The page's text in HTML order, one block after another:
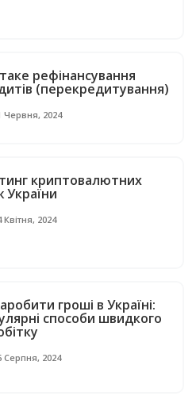
рефінансування
(перекредитування)
Червня, 2024
криптовалютних
України
Квітня, 2024
гроші в Україні:
способи швидкого
Серпня, 2024